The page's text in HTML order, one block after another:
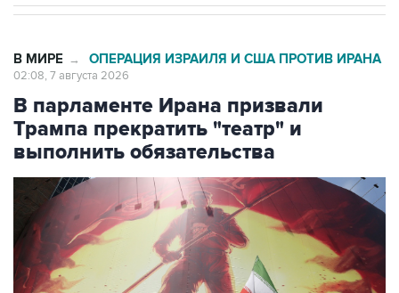
В МИРЕ → ОПЕРАЦИЯ ИЗРАИЛЯ И США ПРОТИВ ИРАНА
02:08, 7 августа 2026
В парламенте Ирана призвали
Трампа прекратить "театр" и
выполнить обязательства